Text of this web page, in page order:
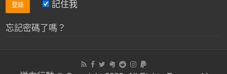
記住我
忘記密碼了嗎？